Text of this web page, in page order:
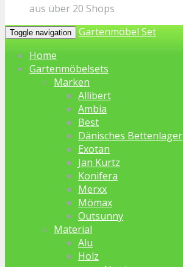
aus über 20 Shops
Toggle navigation
Gartenmöbel Set
Home
Gartenmöbelsets
Marken
Allibert
Ambia
Best
Dänisches Bettenlager
Exotan
Jan Kurtz
Konifera
Merxx
Mömax
Outsunny
Material
Alu
Holz